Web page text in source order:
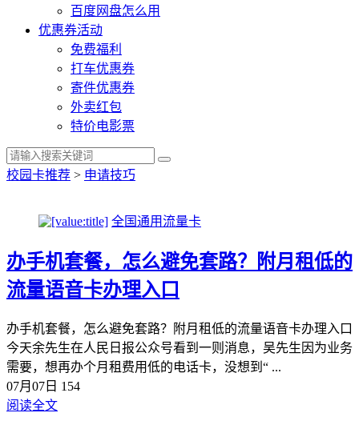
百度网盘怎么用
优惠券活动
免费福利
打车优惠券
寄件优惠券
外卖红包
特价电影票
校园卡推荐 > 申请技巧
全国通用流量卡
办手机套餐，怎么避免套路？附月租低的
流量语音卡办理入口
办手机套餐，怎么避免套路？附月租低的流量语音卡办理入口
今天余先生在人民日报公众号看到一则消息，吴先生因为业务
需要，想再办个月租费用低的电话卡，没想到“ ...
07月07日 154
阅读全文